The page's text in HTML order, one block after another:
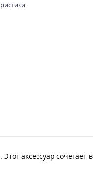
аксессуар сочетает